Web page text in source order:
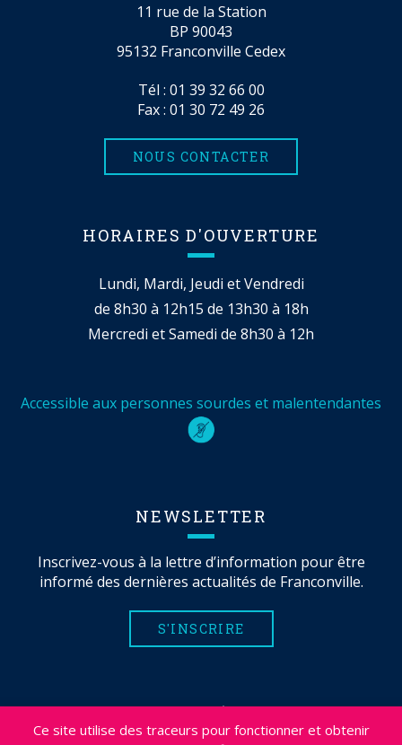
Ce site utilise des traceurs pour fonctionner et obtenir
11 rue de la Station
BP 90043
95132 Franconville Cedex
Tél : 01 39 32 66 00
Fax : 01 30 72 49 26
NOUS CONTACTER
HORAIRES D'OUVERTURE
Lundi, Mardi, Jeudi et Vendredi
de 8h30 à 12h15 de 13h30 à 18h
Mercredi et Samedi de 8h30 à 12h
Accessible aux personnes sourdes et malentendantes
NEWSLETTER
Inscrivez-vous à la lettre d’information pour être
informé des dernières actualités de Franconville.
S'INSCRIRE
MENTIONS LÉGALES
PLAN DU SITE